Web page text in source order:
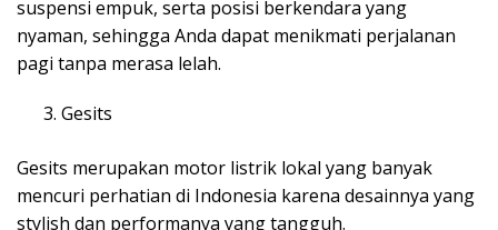
suspensi empuk, serta posisi berkendara yang
nyaman, sehingga Anda dapat menikmati perjalanan
pagi tanpa merasa lelah.
Gesits
Gesits merupakan motor listrik lokal yang banyak
mencuri perhatian di Indonesia karena desainnya yang
stylish dan performanya yang tangguh.